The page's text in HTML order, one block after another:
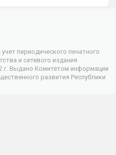
периодического печатного
и сетевого издания
г. Выдано Комитетом информации
развития Республики